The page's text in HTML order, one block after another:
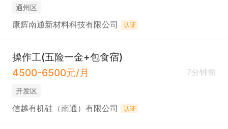
通州区
康辉南通新材料科技有限公司 认证
操作工(五险一金+包食宿)
4500-6500元/月
7分钟前
开发区
信越有机硅（南通）有限公司 认证